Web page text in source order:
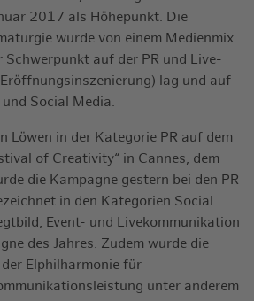
2017 als Höhepunkt. Die
wurde von einem Medienmix
Schwerpunkt auf der PR und Live-
lag und auf
Social Media.
Löwen in der Kategorie PR auf dem
of Creativity“ in Cannes, dem
die Kampagne gestern bei den PR
in den Kategorien Social
Event- und Livekommunikation
des Jahres. Zudem wurde die
Elphilharmonie für
unter anderem